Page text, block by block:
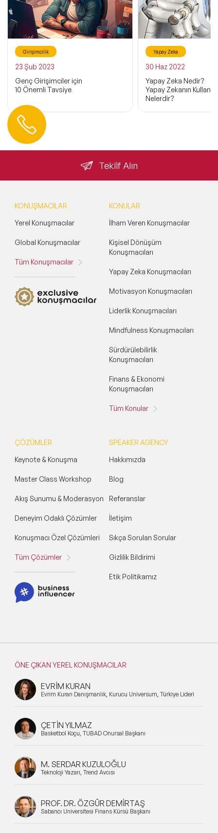
Girişimcilik
23 Şub 2023
Genç Girişimciler için
10 Önemli Tavsiye
Yapay Zeka
30 Haz 2022
Yapay Zeka Nedir?
Yapay Zekanın
Nelerdir?
Teklif Alın
Hemen Ulaşın
KONUŞMACILAR
Yerel Konuşmacılar
Global Konuşmacılar
Tüm Konuşmacılar
KONULAR
İlham Veren Konuşmacılar
Kişisel Dönüşüm
Konuşmacıları
Yapay Zeka Konuşmacıları
Motivasyon Konuşmacıları
Liderlik Konuşmacıları
Mindfulness Konuşmacıları
Sürdürülebilirlik
Konuşmacıları
Finans & Ekonomi
Konuşmacıları
Tüm Konular
ÇÖZÜMLER
Keynote & Konuşma
Master Class Workshop
Akış Sunumu & Moderasyon
Deneyim Odaklı Çözümler
Konuşmacı Özel Çözümleri
Tüm Çözümler
SPEAKER AGENCY
Hakkımızda
Blog
Referanslar
İletişim
Sıkça Sorulan Sorular
Gizlilik Bildirimi
Etik Politikamız
ÖNE ÇIKAN YEREL KONUŞMACILAR
EVRİM KURAN
Evrim Kuran Danışmanlık, Kurucu Universum, Türkiye Lideri
ÇETİN YILMAZ
Basketbol Koçu, TÜBAD Onursal Başkanı
M. SERDAR KUZULOĞLU
Teknoloji Yazarı, Trend Avcısı
PROF. DR. ÖZGÜR DEMİRTAŞ
Sabancı Üniversitesi Finans Kürsü Başkanı